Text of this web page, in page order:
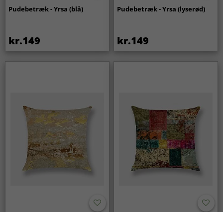
Pudebetræk - Yrsa (blå)
kr.149
Pudebetræk - Yrsa (lyserød)
kr.149